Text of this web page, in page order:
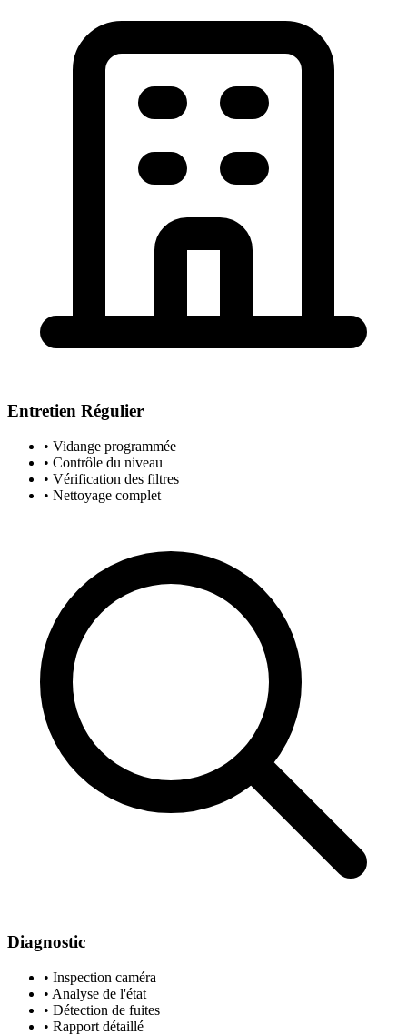
Entretien Régulier
• Vidange programmée
• Contrôle du niveau
• Vérification des filtres
• Nettoyage complet
Diagnostic
• Inspection caméra
• Analyse de l'état
• Détection de fuites
• Rapport détaillé